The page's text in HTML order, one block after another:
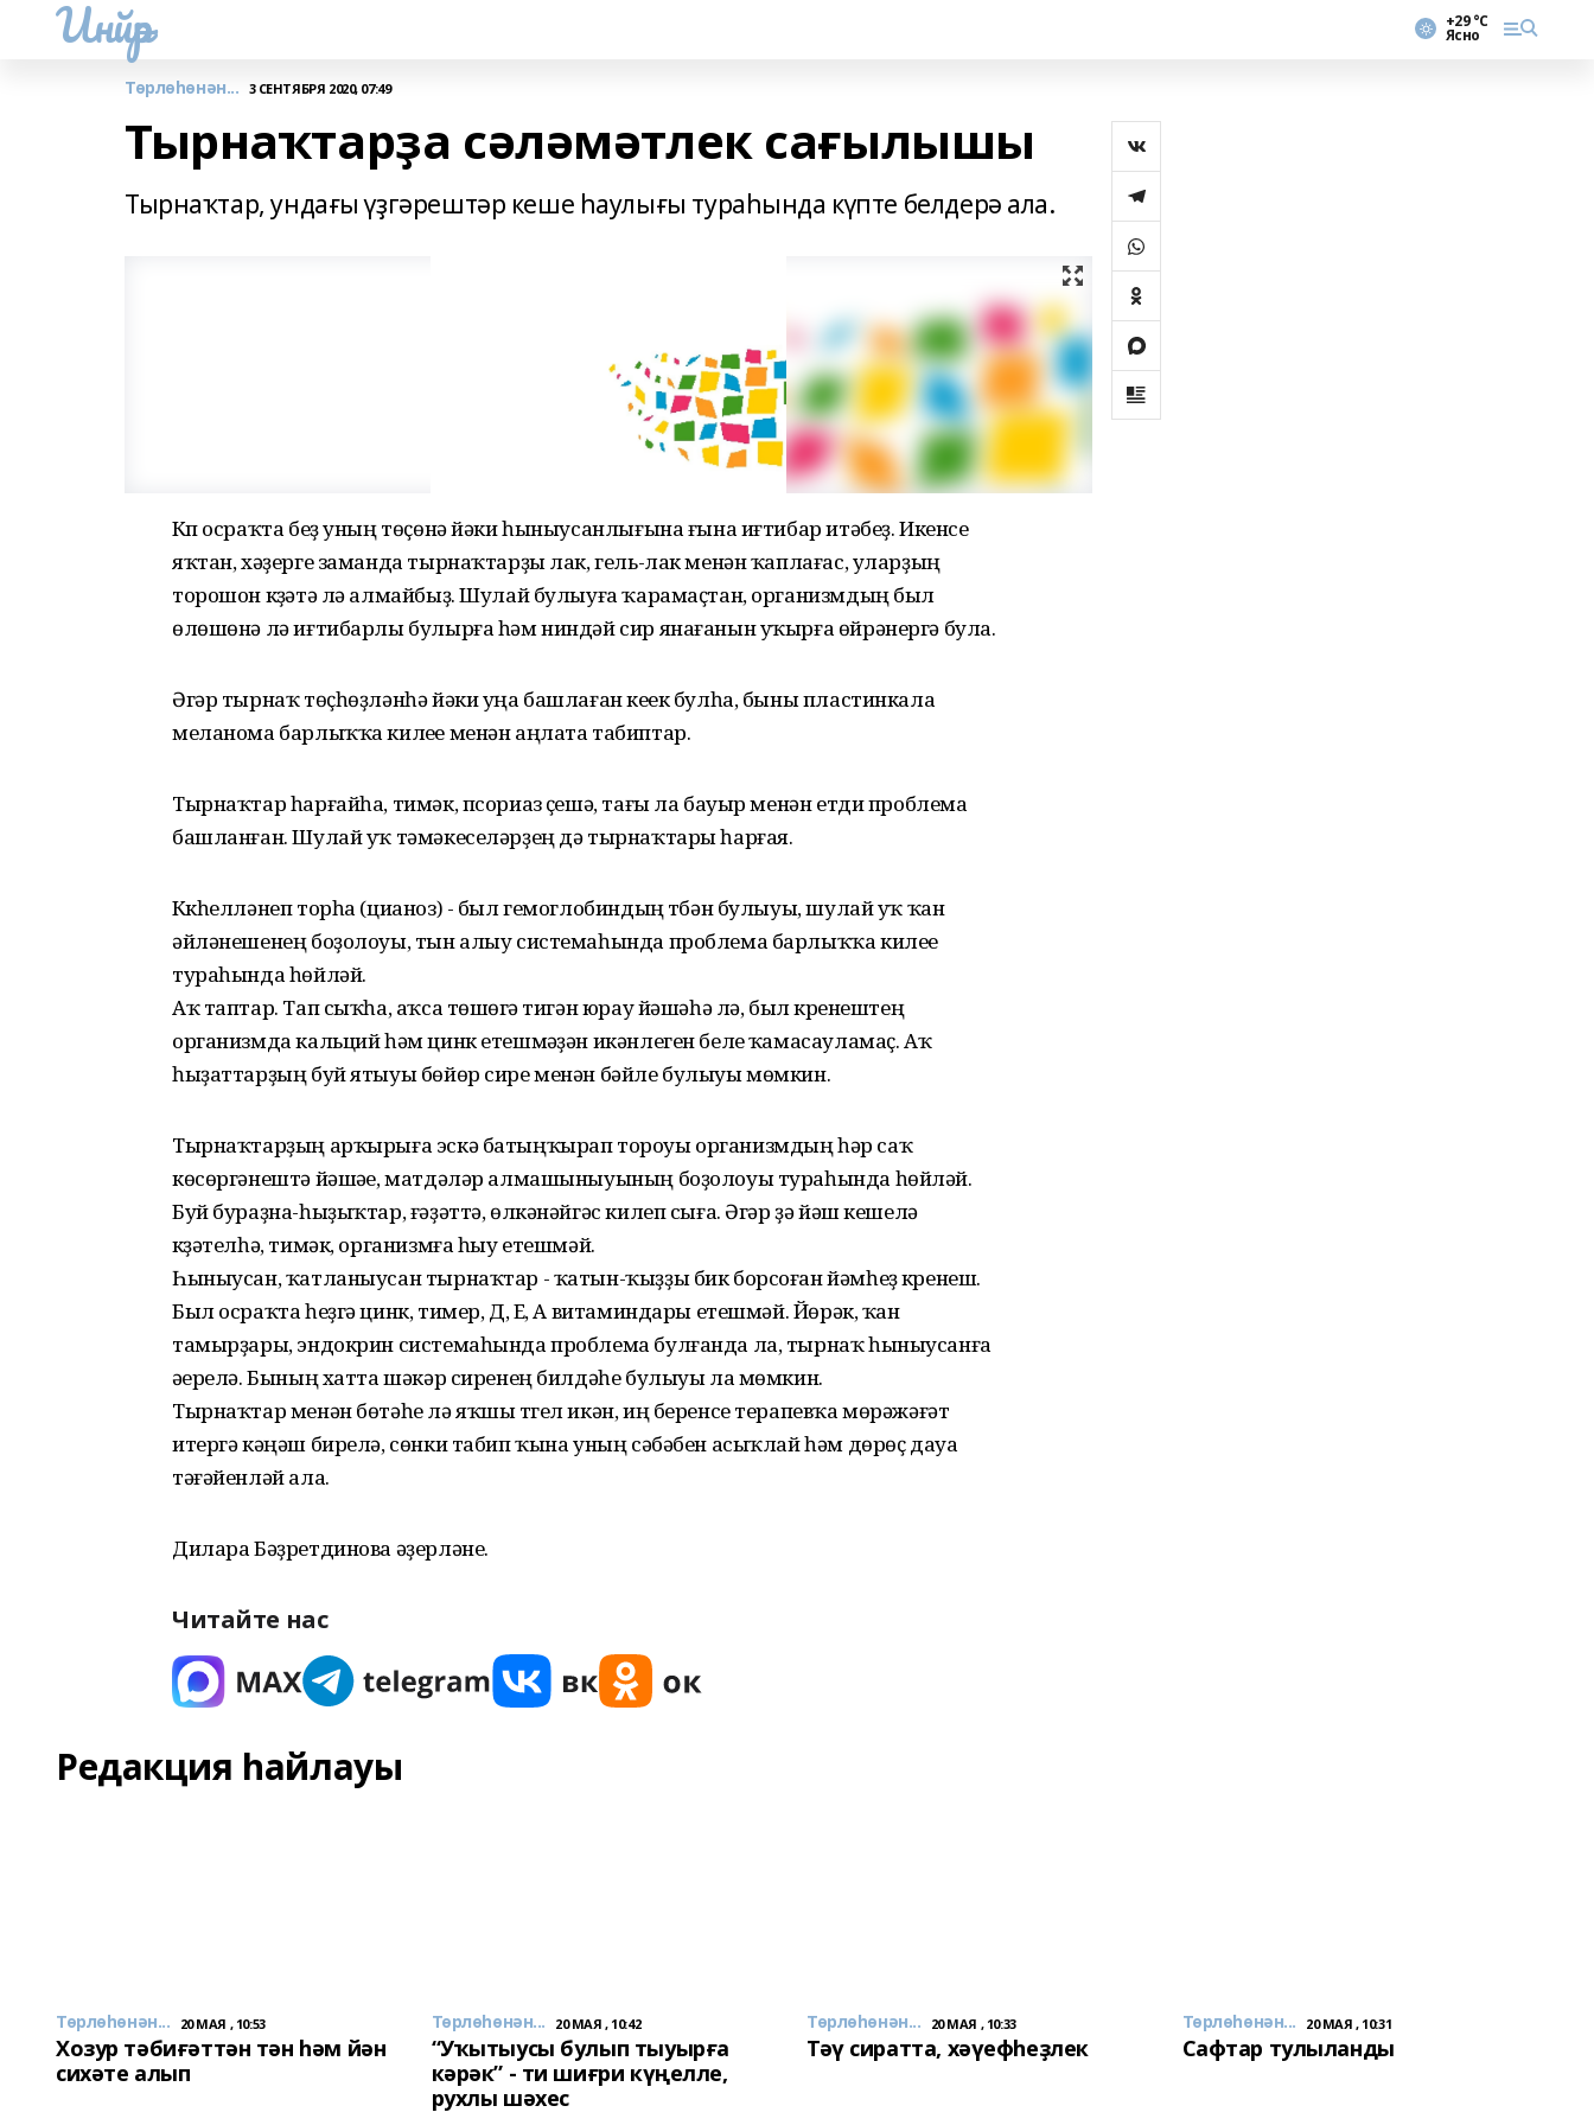
Инйәр +29 °С
Ясно
Төрлөһөнән... 3 СЕНТЯБРЯ 2020, 07:49
Тырнаҡтарҙа сәләмәтлек сағылышы
Тырнаҡтар, ундағы үҙгәрештәр кеше һаулығы тураһында күпте белдерә ала.
Күп осраҡта беҙ уның төҫөнә йәки һыныусанлығына ғына иғтибар итәбеҙ. Икенсе
яҡтан, хәҙерге заманда тырнаҡтарҙы лак, гель-лак менән ҡаплағас, уларҙың
торошон күҙәтә лә алмайбыҙ. Шулай булыуға ҡарамаҫтан, организмдың был
өлөшөнә лә иғтибарлы булырға һәм ниндәй сир янағанын уҡырға өйрәнергә була.
Әгәр тырнаҡ төҫһөҙләнһә йәки уңа башлаған кеүек булһа, быны пластинкала
меланома барлыҡҡа килеүе менән аңлата табиптар.
Тырнаҡтар һарғайһа, тимәк, псориаз үҫешә, тағы ла бауыр менән етди проблема
башланған. Шулай уҡ тәмәкеселәрҙең дә тырнаҡтары һарғая.
Күкһелләнеп торһа (цианоз) - был гемоглобиндың түбән булыуы, шулай уҡ ҡан
әйләнешенең боҙолоуы, тын алыу системаһында проблема барлыҡҡа килеүе
тураһында һөйләй.
Аҡ таптар. Тап сыҡһа, аҡса төшөүгә тигән юрау йәшәһә лә, был күренештең
организмда кальций һәм цинк етешмәүҙән икәнлеген белеү ҡамасауламаҫ. Аҡ
һыҙаттарҙың буй ятыуы бөйөр сире менән бәйле булыуы мөмкин.
Тырнаҡтарҙың арҡырыға эскә батыңҡырап тороуы организмдың һәр саҡ
көсөргәнештә йәшәүе, матдәләр алмашыныуының боҙолоуы тураһында һөйләй.
Буй бураҙна-һыҙыҡтар, ғәҙәттә, өлкәнәйгәс килеп сыға. Әгәр ҙә йәш кешелә
күҙәтелһә, тимәк, организмға һыу етешмәй.
Һыныусан, ҡатланыусан тырнаҡтар - ҡатын-ҡыҙҙы бик борсоған йәмһеҙ күренеш.
Был осраҡта һеҙгә цинк, тимер, Д, Е, А витаминдары етешмәй. Йөрәк, ҡан
тамырҙары, эндокрин системаһында проблема булғанда ла, тырнаҡ һыныусанға
әүерелә. Бының хатта шәкәр сиренең билдәһе булыуы ла мөмкин.
Тырнаҡтар менән бөтәһе лә яҡшы түгел икән, иң беренсе терапевҡа мөрәжәғәт
итергә кәңәш бирелә, сөнки табип ҡына уның сәбәбен асыҡлай һәм дөрөҫ дауа
тәғәйенләй ала.
Дилара Бәҙретдинова әҙерләне.
Читайте нас
Редакция һайлауы
Төрлөһөнән... 20 МАЯ , 10:53
Хозур тәбиғәттән тән һәм йән
сихәте алып
Төрлөһөнән... 20 МАЯ , 10:42
“Уҡытыусы булып тыуырға
кәрәк” - ти шиғри күңелле,
рухлы шәхес
Төрлөһөнән... 20 МАЯ , 10:33
Тәү сиратта, хәүефһеҙлек
Төрлөһөнән... 20 МАЯ , 10:31
Сафтар тулыланды